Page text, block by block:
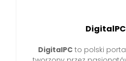
DigitalPCto polski